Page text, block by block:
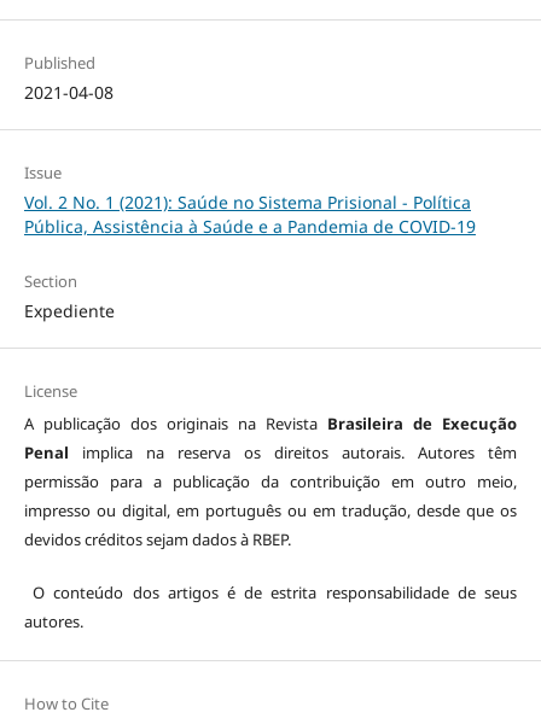
Published
2021-04-08
Issue
Vol. 2 No. 1 (2021): Saúde no Sistema Prisional - Política
Pública, Assistência à Saúde e a Pandemia de COVID-19
Section
Expediente
License
A publicação dos originais na Revista Brasileira de Execução
Penal implica na reserva os direitos autorais. Autores têm
permissão para a publicação da contribuição em outro meio,
impresso ou digital, em português ou em tradução, desde que os
devidos créditos sejam dados à RBEP.
O conteúdo dos artigos é de estrita responsabilidade de seus
autores.
How to Cite